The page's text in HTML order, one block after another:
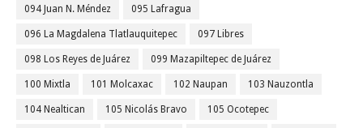
094 Juan N. Méndez 095 Lafragua
096 La Magdalena Tlatlauquitepec 097 Libres
098 Los Reyes de Juárez 099 Mazapiltepec de Juárez
100 Mixtla 101 Molcaxac 102 Naupan 103 Nauzontla
104 Nealtican 105 Nicolás Bravo 105 Ocotepec